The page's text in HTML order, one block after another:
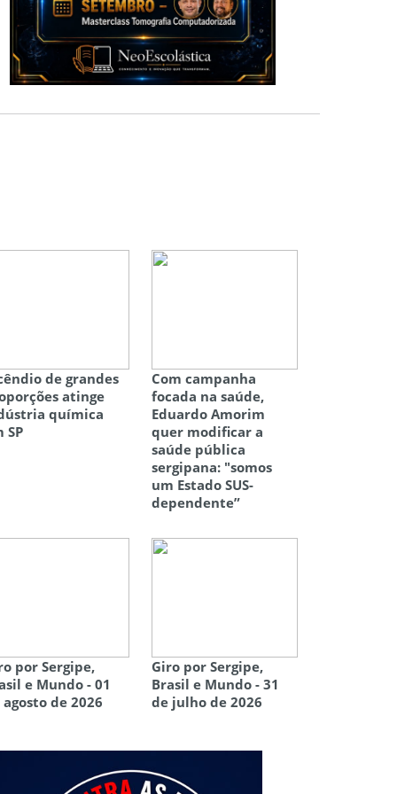
de grandes
atinge
química
SP
Com campanha
focada na saúde,
Eduardo Amorim
quer modificar a
saúde pública
sergipana: "somos
um Estado SUS-
dependente”
por Sergipe,
e Mundo - 01
de 2026
Giro por Sergipe,
Brasil e Mundo - 31
de julho de 2026